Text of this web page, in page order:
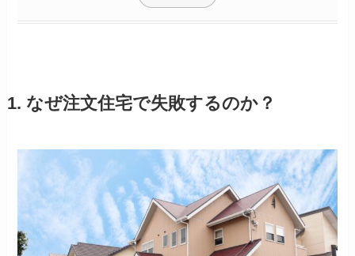
1. なぜ注文住宅で失敗するのか？